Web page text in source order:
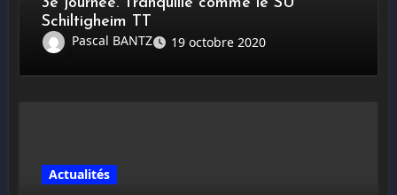
Schiltigheim TT
Pascal BANTZ
19 octobre 2020
Actualités